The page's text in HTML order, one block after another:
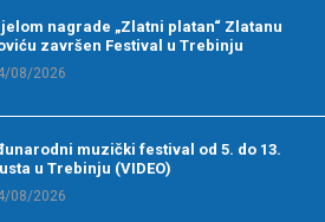
nagrade „Zlatni platan“ Zlatanu
završen Festival u Trebinju
08/2026
muzički festival od 5. do 13.
u Trebinju (VIDEO)
08/2026